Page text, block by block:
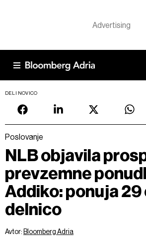
DELI NOVICO
Poslovanje
NLB objavila
prevzemne
Addiko: ponuja 29
delnico
Avtor: Bloomberg Adria